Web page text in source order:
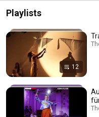
Playlists
12